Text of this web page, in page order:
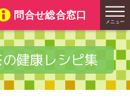
健康レシピ集